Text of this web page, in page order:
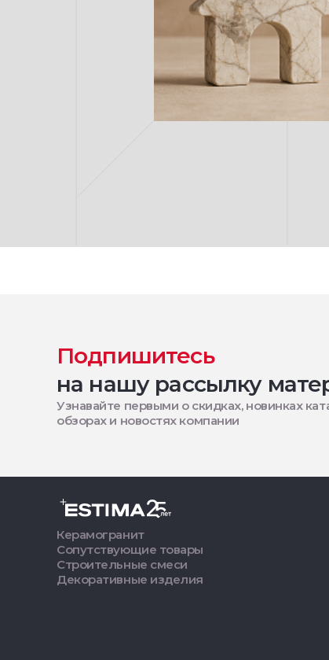
Подпишитесь
на нашу рассылку
Узнавайте первыми о скидках, новинках
обзорах и новостях компании
Керамогранит
Сопутствующие товары
Строительные смеси
Декоративные изделия